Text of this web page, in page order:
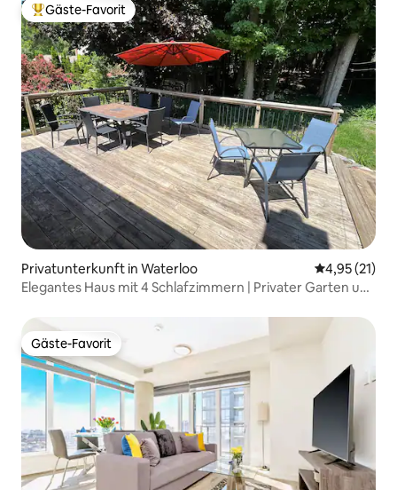
Beliebter Gäste-Favorit.
Gäste-Favorit
Privatunterkunft in Waterloo
4,95 (21)
Elegantes Haus mit 4 Schlafzimmern | Privater Garten und
Gäste-Favorit
Gäste-Favorit